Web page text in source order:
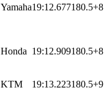
Yamaha19:12.677180.5
Honda 19:12.909180.5
KTM 19:13.223180.5